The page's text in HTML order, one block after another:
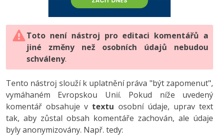
HTML5, CSS3, Bootstrap, SEO
SQL a databáze
Testování a verzování
UML a návrhové vzory
React
Spring
PHP
JavaScript
Python
HTML / CSS
UML a návrhové vzory
MySQL/MariaDB
Vývojář mobilních aplikací
C# Game developer
Tester
Systémový administrátor
-80%
JavaScript -80%
PHP -80%
Swift -80%
Kotlin -80%
Digitální gramotnost
Marketing
WordPress
SEO
UX
Business
-80%
Adobe Illustrator -80%
Adobe Lightroom
Adobe XD
Adobe InDesign -25%
Adobe After Effects
Toto není nástroj pro editaci komentářů a
jiné změny než osobních údajů nebudou
schváleny.
Tento nástroj slouží k uplatnění práva "být zapomenut",
vymáhaném Evropskou Unií. Pokud níže uvedený
komentář obsahuje v textu osobní údaje, uprav text
tak, aby zůstal obsah komentáře zachován, ale údaje
byly anonymizovány. Např. tedy: